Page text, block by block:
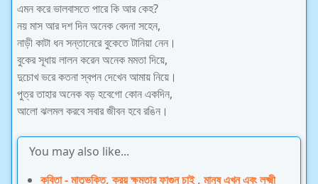
এমন করে ভালবাসতে পারে কি আর কেহ?
নয় মাস আর দশ দিন অনেক বেদনা সহেন,
নাড়ী কাটা ধন সন্তানেরে বুকেতে টানিয়া নেন।
বুকের সূধায় লালন করেন অনেক মমতা দিয়ে,
দুচোখ ভরে কতনা স্বপন দেখেন আমায় নিয়ে।
পুত্র তাহার অনেক বড় হবেগো কোন একদিন,
আলো ঝলমল করবে সবার জীবন হবে রঙিন।
You may also like...
কবিতা - মাতৃভক্তি, ক্রয় ক্ষমতার ফাগুন চাই , মানুষ এখন এবং লক্ষ্মী